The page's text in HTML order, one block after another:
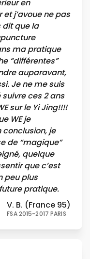
en
j’avoue ne pas
dit que la
ma pratique
“différentes”
auparavant,
Je ne me suis
ces 2 ans
sur le Yi Jing!!!!
WE je
conclusion, je
de “magique”
quelque
que c’est
peu plus
pratique.
V. B. (France 95)
FSA 2015-2017 PARIS